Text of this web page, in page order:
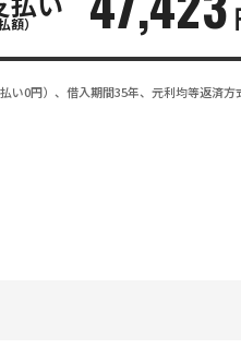
額）
い0円）、借入期間35年、元利均等返済